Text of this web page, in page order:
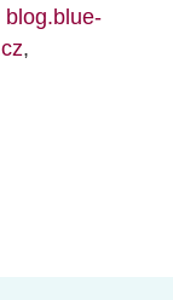
blog.blue-
,